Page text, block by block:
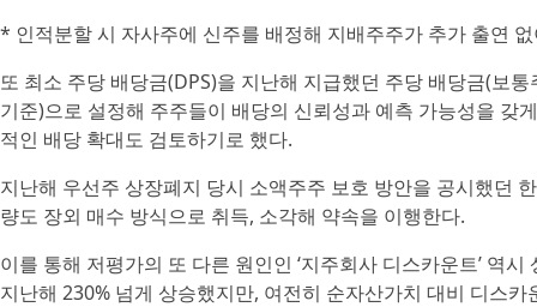
* 인적분할 시 자사주에 신주를 배정해 지배주주가 추가 출연
또 최소 주당 배당금(DPS)을 지난해 지급했던 주당 배당금(보
기준)으로 설정해 주주들이 배당의 신뢰성과 예측 가능성을 갖
적인 배당 확대도 검토하기로 했다.
지난해 우선주 상장폐지 당시 소액주주 보호 방안을 공시했던
량도 장외 매수 방식으로 취득, 소각해 약속을 이행한다.
이를 통해 저평가의 또 다른 원인인 ‘지주회사 디스카운트’ 역
지난해 230% 넘게 상승했지만, 여전히 순자산가치 대비 디스